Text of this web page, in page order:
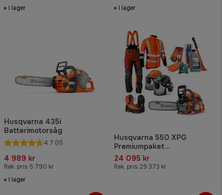
I lager
I lager
Husqvarna 435i
Batterimotorsåg
4.7 (11)
4 989 kr
Rek. pris 5 790 kr
I lager
Husqvarna 550 XPG
Premiumpaket
Motorsågskörkort
24 095 kr
Rek. pris 29 373 kr